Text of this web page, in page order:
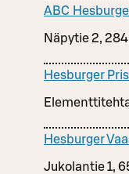
ABC
Näpytie 2,
Hesburger
Hesburger
Jukolantie 1,